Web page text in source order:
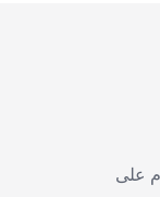
على